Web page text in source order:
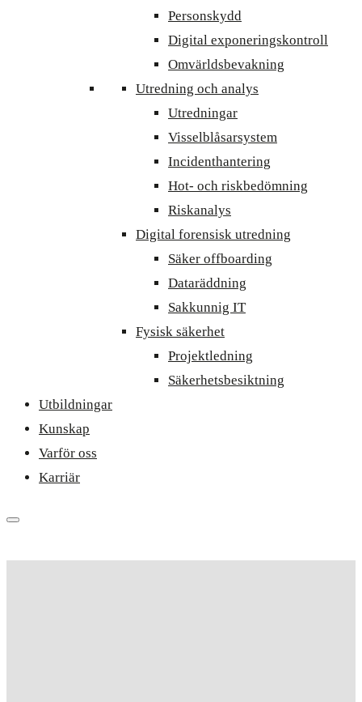
Personskydd
Digital exponeringskontroll
Omvärldsbevakning
Utredning och analys
Utredningar
Visselblåsarsystem
Incidenthantering
Hot- och riskbedömning
Riskanalys
Digital forensisk utredning
Säker offboarding
Dataräddning
Sakkunnig IT
Fysisk säkerhet
Projektledning
Säkerhetsbesiktning
Utbildningar
Kunskap
Varför oss
Karriär